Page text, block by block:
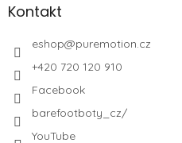
Kontakt
eshop@puremotion.cz
+420 720 120 910
Facebook
barefootboty_cz/
YouTube